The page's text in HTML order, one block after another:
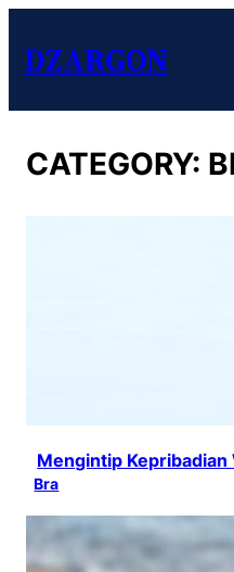
DZARGON
CATEGORY:
Mengintip Kepribadian
Bra